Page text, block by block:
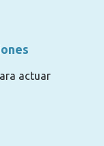
actuar